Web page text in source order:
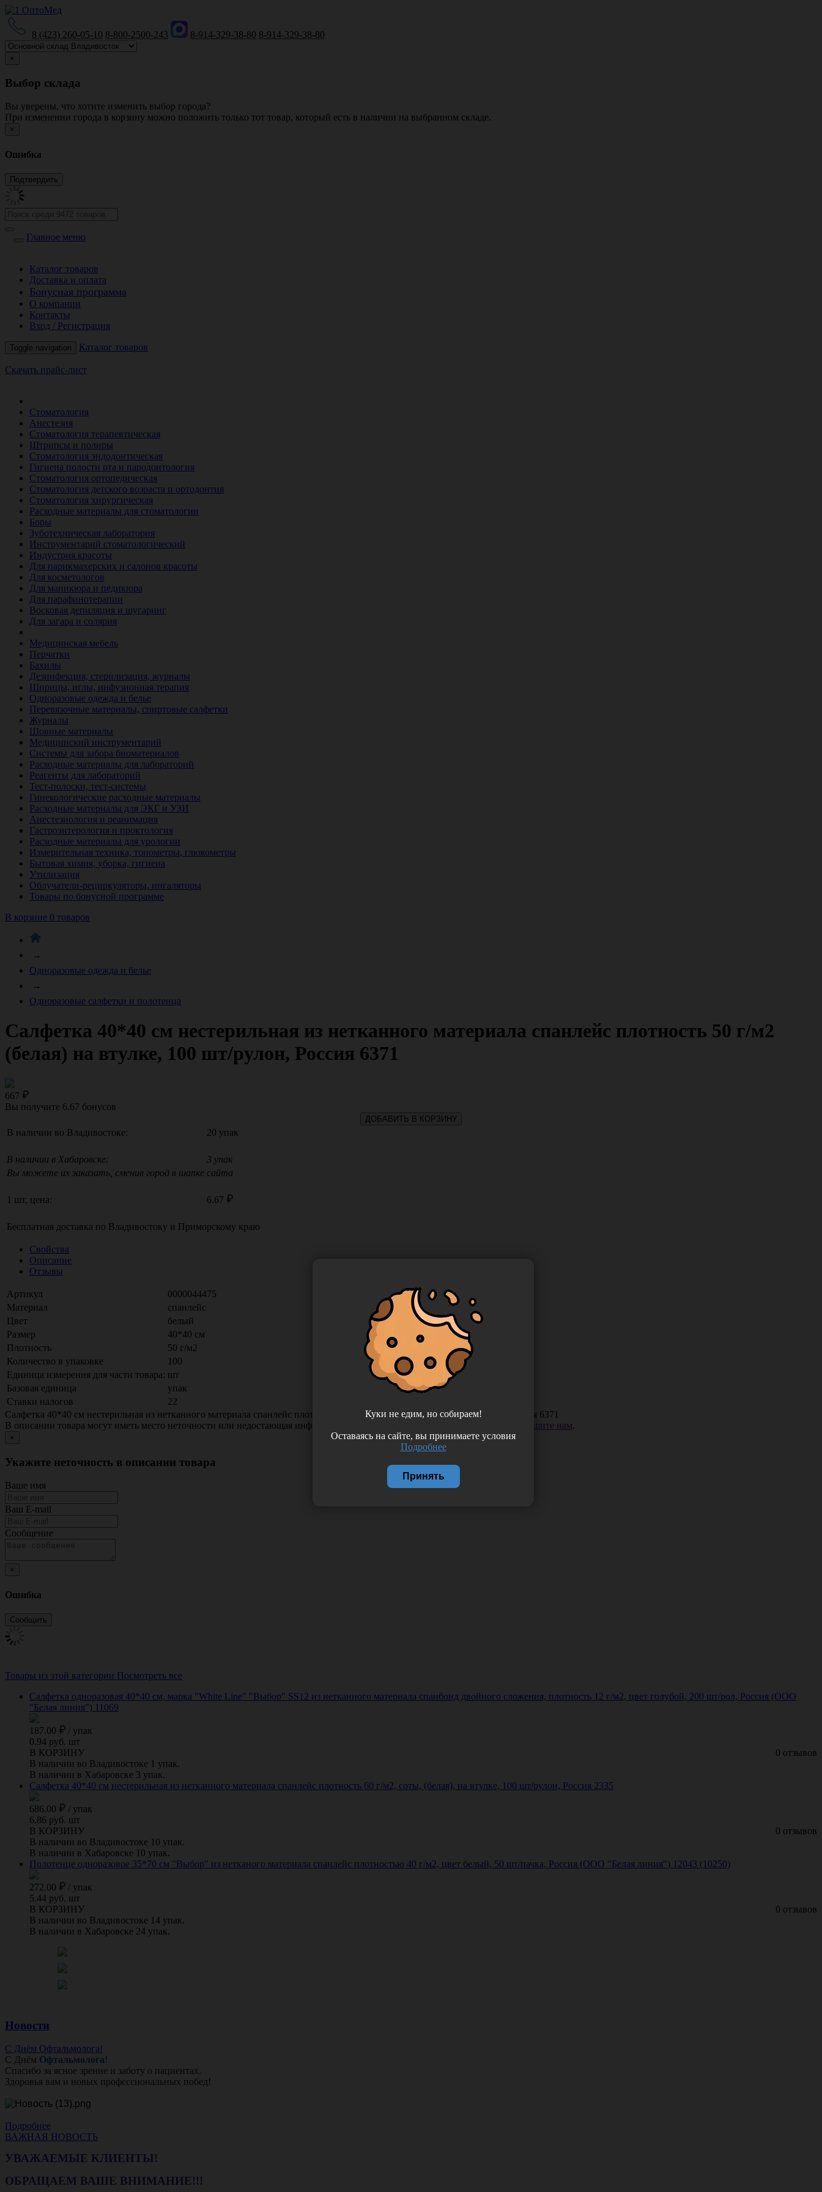
8 (423) 260-05-10 8-800-2500-243 8-914-329-38-80 8-914-329-38-80
×
Выбор склада
Вы уверены, что хотите изменить выбор города?
При изменении города в корзину можно положить только тот товар, который есть в наличии на выбранном складе.
×
Ошибка
Главное меню
Каталог товаров
Доставка и оплата
Бонусная программа
О компании
Контакты
Вход / Регистрация
Toggle navigation Каталог товаров
Скачать прайс-лист
Стоматология
Анестезия
Стоматология терапевтическая
Штрипсы и полиры
Стоматология эндодонтическая
Гигиена полости рта и пародонтология
Стоматология ортопедическая
Стоматология детского возраста и ортодонтия
Стоматология хирургическая
Расходные материалы для стоматологии
Боры
Зуботехническая лаборатория
Инструментарий стоматологический
Индустрия красоты
Для парикмахерских и салонов красоты
Для косметологов
Для маникюра и педикюра
Для парафинотерапии
Восковая депиляция и шугаринг
Для загара и солярия
Медицинская мебель
Перчатки
Бахилы
Дезинфекция, стерилизация, журналы
Шприцы, иглы, инфузионная терапия
Одноразовые одежда и белье
Перевязочные материалы, спиртовые салфетки
Журналы
Шовные материалы
Медицинский инструментарий
Системы для забора биоматериалов
Расходные материалы для лабораторий
Реагенты для лабораторий
Тест-полоски, тест-системы
Гинекологические расходные материалы
Расходные материалы для ЭКГ и УЗИ
Анестезиология и реанимация
Гастроэнтерология и проктология
Расходные материалы для урологии
Измерительная техника, тонометры, глюкометры
Бытовая химия, уборка, гигиена
Утилизация
Облучатели-рециркуляторы, ингаляторы
Товары по бонусной программе
В корзине 0 товаров
→
Одноразовые одежда и белье
→
Одноразовые салфетки и полотенца
Салфетка 40*40 см нестерильная из нетканного материала спанлейс плотность 50 г/м2
(белая) на втулке, 100 шт/рулон, Россия 6371
667
Вы получите 6.67 бонусов
ДОБАВИТЬ В КОРЗИНУ
В наличии во Владивостоке: 20 упак
В наличии в Хабаровске:
3 упак
Вы можете их заказать, сменив город в шапке сайта
1 шт, цена: 6.67
Бесплатная доставка по Владивостоку и Приморскому краю
Свойства
Описание
Отзывы
Артикул
0000044475
Материал
спанлейс
Цвет
белый
Размер
40*40 см
Плотность
50 г/м2
Количество в упаковке
100
Единица измерения для части товара: шт
Базовая единица
упак
Ставки налогов
22
Салфетка 40*40 см нестерильная из нетканного материала спанлейс плотность 50 г/м2 (белая) на втулке, 100 шт/рулон, Россия 6371
В описании товара могут иметь место неточности или недостающая информация. Если вы заметили такую проблему —
сообщите нам.
×
Укажите неточность в описании товара
Ваше имя
Ваш E-mail
Сообщение
×
Ошибка
Товары из этой категории Посмотреть все
Салфетка одноразовая 40*40 см, марка "White Line" "Выбор" SS12 из нетканного материала спанбонд двойного сложения, плотность 12 г/м2, цвет голубой, 200 шт/рол, Россия (ООО
"Белая линия") 11069
187.00 / упак
0.94 руб. шт
0 отзывов
В КОРЗИНУ
В наличии во Владивостоке 1 упак.
В наличии в Хабаровске 3 упак.
Салфетка 40*40 см нестерильная из нетканного материала спанлейс плотность 60 г/м2, соты, (белая), на втулке, 100 шт/рулон, Россия 2335
686.00 / упак
6.86 руб. шт
0 отзывов
В КОРЗИНУ
В наличии во Владивостоке 10 упак.
В наличии в Хабаровске 10 упак.
Полотенце одноразовое 35*70 см "Выбор" из нетканого материала спанлейс плотностью 40 г/м2, цвет белый, 50 шт/пачка, Россия (ООО "Белая линия") 12043 (10250)
272.00 / упак
5.44 руб. шт
0 отзывов
В КОРЗИНУ
В наличии во Владивостоке 14 упак.
В наличии в Хабаровске 24 упак.
Новости
С Днём Офтальмолога!
С Днём Офтальмолога!
Спасибо за ясное зрение и заботу о пациентах.
Здоровья вам и новых профессиональных побед!
Подробнее
ВАЖНАЯ НОВОСТЬ
УВАЖАЕМЫЕ КЛИЕНТЫ!
ОБРАЩАЕМ ВАШЕ ВНИМАНИЕ!!!
Куки не едим, но собираем!
Оставаясь на сайте, вы принимаете условия
Подробнее
Принять